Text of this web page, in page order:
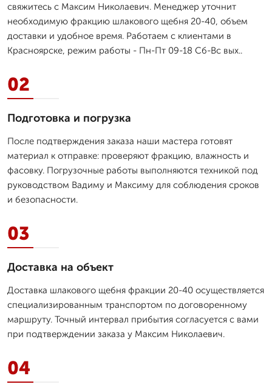
свяжитесь с Максим Николаевич. Менеджер уточнит
необходимую фракцию шлакового щебня 20-40, объем
доставки и удобное время. Работаем с клиентами в
Красноярске, режим работы - Пн-Пт 09-18 Сб-Вс вых..
02
Подготовка и погрузка
После подтверждения заказа наши мастера готовят
материал к отправке: проверяют фракцию, влажность и
фасовку. Погрузочные работы выполняются техникой под
руководством Вадиму и Максиму для соблюдения сроков
и безопасности.
03
Доставка на объект
Доставка шлакового щебня фракции 20-40 осуществляется
специализированным транспортом по договоренному
маршруту. Точный интервал прибытия согласуется с вами
при подтверждении заказа у Максим Николаевич.
04